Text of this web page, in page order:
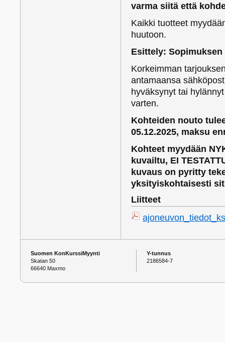
varma siitä että
Kaikki tuotteet
huutoon.
Esittely: Sopimuksen
Korkeimman
antamaansa
hyväksynyt tai
varten.
Kohteiden nouto
05.12.2025, maksu
Kohteet myydään
kuvailtu, EI
kuvaus on pyritty
yksityiskohtaisesti
Liitteet
Suomen KonKurssiMyynti
Skatan 50
66640 Maxmo
Y-tunnus
2186584-7